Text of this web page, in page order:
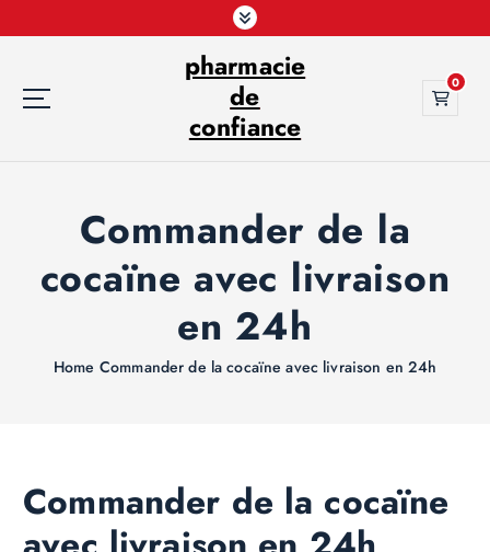
k
pharmacie
de
confiance
0
Commander de la
cocaïne avec livraison
en 24h
Home Commander de la cocaïne avec livraison en 24h
Commander de la cocaïne